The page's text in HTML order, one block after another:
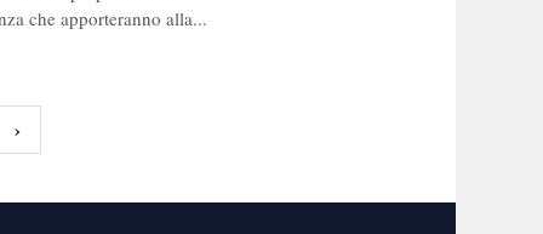
che apporteranno alla...
›